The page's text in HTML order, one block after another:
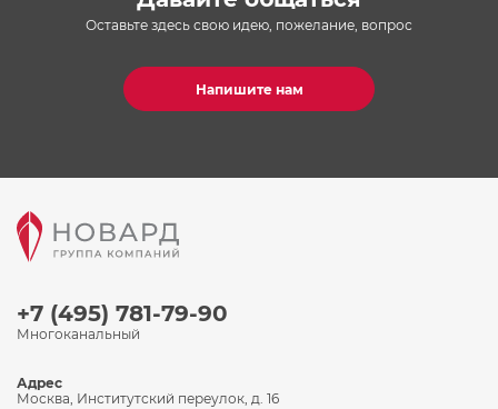
Оставьте здесь свою идею, пожелание, вопрос
Напишите нам
+7 (495) 781-79-90
Многоканальный
Адрес
Москва, Институтский переулок, д. 16